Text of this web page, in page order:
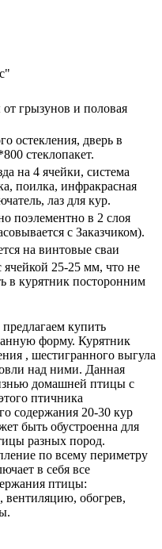
грызунов и половая
остекления, дверь в
стеклопакет.
на 4 ячейки, система
поилка, инфракрасная
лаз для кур.
поэлементно в 2 слоя
с Заказчиком).
на винтовые сваи
ячейкой 25-25 мм, что не
в курятник посторонним
купить
форму. Курятник
, шестигранного выгула
над ними. Данная
домашней птицы с
птичника
содержания 20-30 кур
быть обустроенна для
разных пород.
по всему периметру
в себя все
птицы:
вентиляцию, обогрев,